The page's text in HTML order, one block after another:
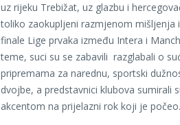
uz rijeku Trebižat, uz glazbu i
toliko zaokupljeni razmjenom mišljenja
finale Lige prvaka između Intera i
teme, suci su se zabavili razglabali o
pripremama za narednu, sportski
dvojbe, a predstavnici klubova sumirali
akcentom na prijelazni rok koji je počeo.